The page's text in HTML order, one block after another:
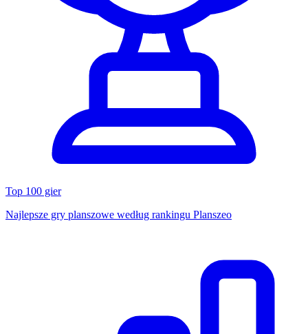
Top 100 gier
Najlepsze gry planszowe według rankingu Planszeo